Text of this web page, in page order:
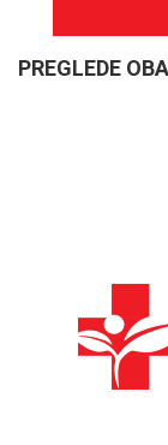
PREGLEDE